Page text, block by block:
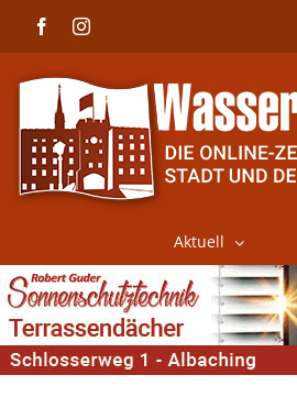
FacebookInstagram
Aktuell